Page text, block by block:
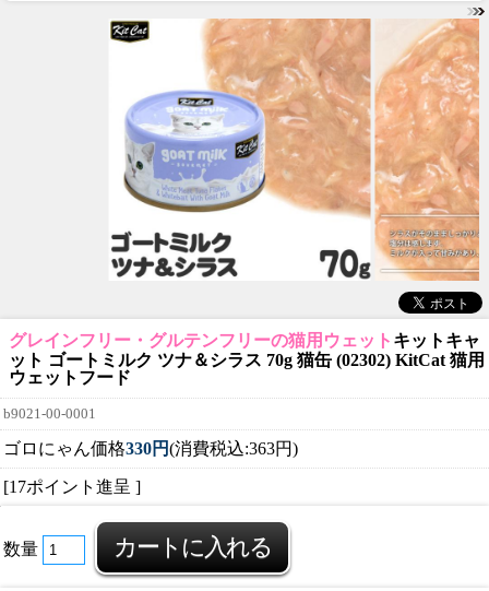
グレインフリー・グルテンフリーの猫用ウェット キットキャ
ット ゴートミルク ツナ＆シラス 70g 猫缶 (02302) KitCat 猫用
ウェットフード
b9021-00-0001
ゴロにゃん価格330円(消費税込:363円)
[17ポイント進呈 ]
数量